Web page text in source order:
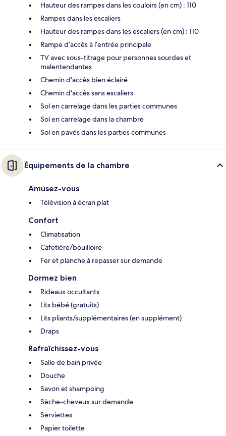
Hauteur des rampes dans les couloirs (en cm) : 110
Rampes dans les escaliers
Hauteur des rampes dans les escaliers (en cm) : 110
Rampe d’accès à l’entrée principale
TV avec sous-titrage pour personnes sourdes et
malentendantes
Chemin d'accès bien éclairé
Chemin d'accès sans escaliers
Sol en carrelage dans les parties communes
Sol en carrelage dans la chambre
Sol en pavés dans les parties communes
Équipements de la chambre
Amusez-vous
Télévision à écran plat
Confort
Climatisation
Cafetière/bouilloire
Fer et planche à repasser sur demande
Dormez bien
Rideaux occultants
Lits bébé (gratuits)
Lits pliants/supplémentaires (en supplément)
Draps
Rafraîchissez-vous
Salle de bain privée
Douche
Savon et shampoing
Sèche-cheveux sur demande
Serviettes
Papier toilette